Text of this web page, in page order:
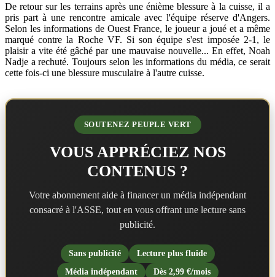
De retour sur les terrains après une énième blessure à la cuisse, il a
pris part à une rencontre amicale avec l'équipe réserve d'Angers.
Selon les informations de Ouest France, le joueur a joué et a même
marqué contre la Roche VF. Si son équipe s'est imposée 2-1, le
plaisir a vite été gâché par une mauvaise nouvelle... En effet, Noah
Nadje a rechuté. Toujours selon les informations du média, ce serait
cette fois-ci une blessure musculaire à l'autre cuisse.
SOUTENEZ PEUPLE VERT
VOUS APPRÉCIEZ NOS
CONTENUS ?
Votre abonnement aide à financer un média indépendant
consacré à l'ASSE, tout en vous offrant une lecture sans
publicité.
Sans publicité
Lecture plus fluide
Média indépendant
Dès 2,99 €/mois